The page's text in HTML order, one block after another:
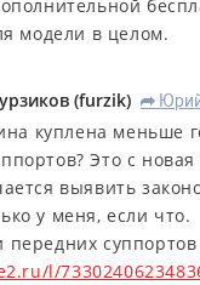
модели в целом.
(furzik) R
куплена меньше
Это с
выявить
у меня, если что.
суппортов
l/